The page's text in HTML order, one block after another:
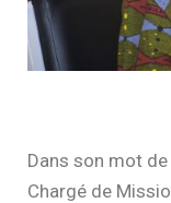
Dans son mot de
Chargé de